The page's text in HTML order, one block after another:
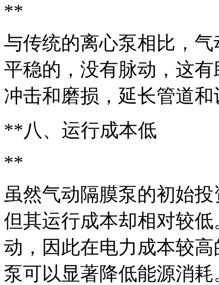
**
与传统的离心泵相比，
平稳的，没有脉动，这
冲击和磨损，延长管道
**八、运行成本低
**
虽然气动隔膜泵的初始
但其运行成本却相对较
动，因此在电力成本较
泵可以显著降低能源消耗